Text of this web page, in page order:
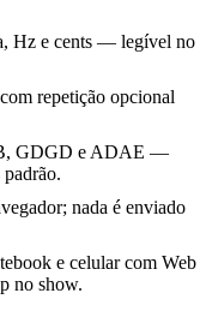
Hz e cents — legível no
repetição opcional
GDGD e ADAE —
padrão.
nada é enviado
e celular com Web
no show.